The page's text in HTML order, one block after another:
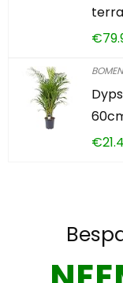
€
BOMEN
€